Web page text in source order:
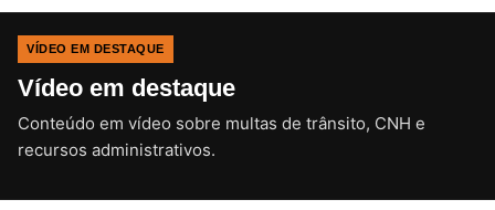
VÍDEO EM DESTAQUE
Vídeo em destaque
Conteúdo em vídeo sobre multas de trânsito, CNH e
recursos administrativos.CLIQUE PARA ATIVAR O SOM